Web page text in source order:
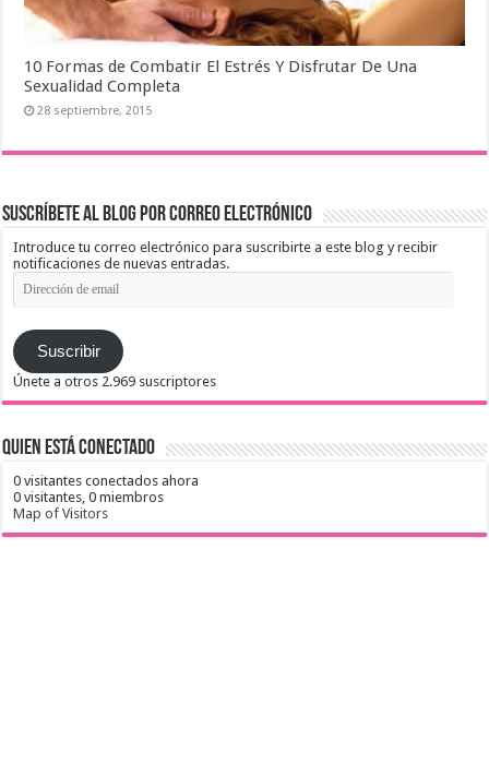
10 Formas de Combatir El Estrés Y Disfrutar De Una
Sexualidad Completa
28 septiembre, 2015
Suscríbete al blog por correo electrónico
Introduce tu correo electrónico para suscribirte a este blog y recibir
notificaciones de nuevas entradas.
Dirección
de
Suscribir
Únete a otros 2.969 suscriptores
Quien está conectado
0 visitantes conectados ahora
0 visitantes, 0 miembros
Map of Visitors